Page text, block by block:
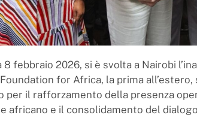
8 febbraio 2026, si è svolta a Nairobi
for Africa, la prima
per il rafforzamento della presenza
africano e il consolidamento del